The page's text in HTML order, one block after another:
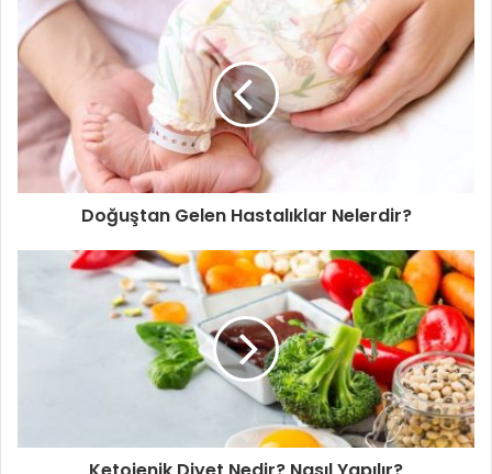
Doğuştan Gelen Hastalıklar Nelerdir?